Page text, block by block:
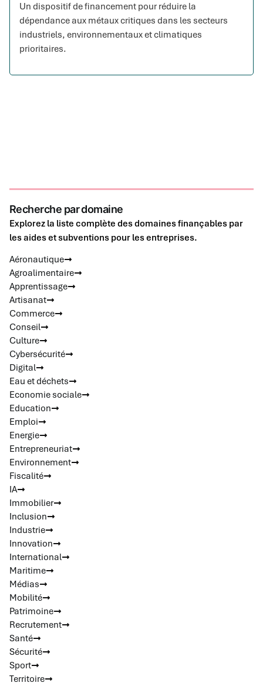
Un dispositif de financement pour réduire la
dépendance aux métaux critiques dans les secteurs
industriels, environnementaux et climatiques
prioritaires.
Recherche par domaine
Explorez la liste complète des domaines finançables par
les aides et subventions pour les entreprises.
Aéronautique
Agroalimentaire
Apprentissage
Artisanat
Commerce
Conseil
Culture
Cybersécurité
Digital
Eau et déchets
Economie sociale
Education
Emploi
Energie
Entrepreneuriat
Environnement
Fiscalité
IA
Immobilier
Inclusion
Industrie
Innovation
International
Maritime
Médias
Mobilité
Patrimoine
Recrutement
Santé
Sécurité
Sport
Territoire